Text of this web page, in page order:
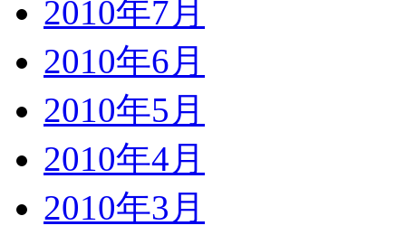
2010年7月
2010年6月
2010年5月
2010年4月
2010年3月